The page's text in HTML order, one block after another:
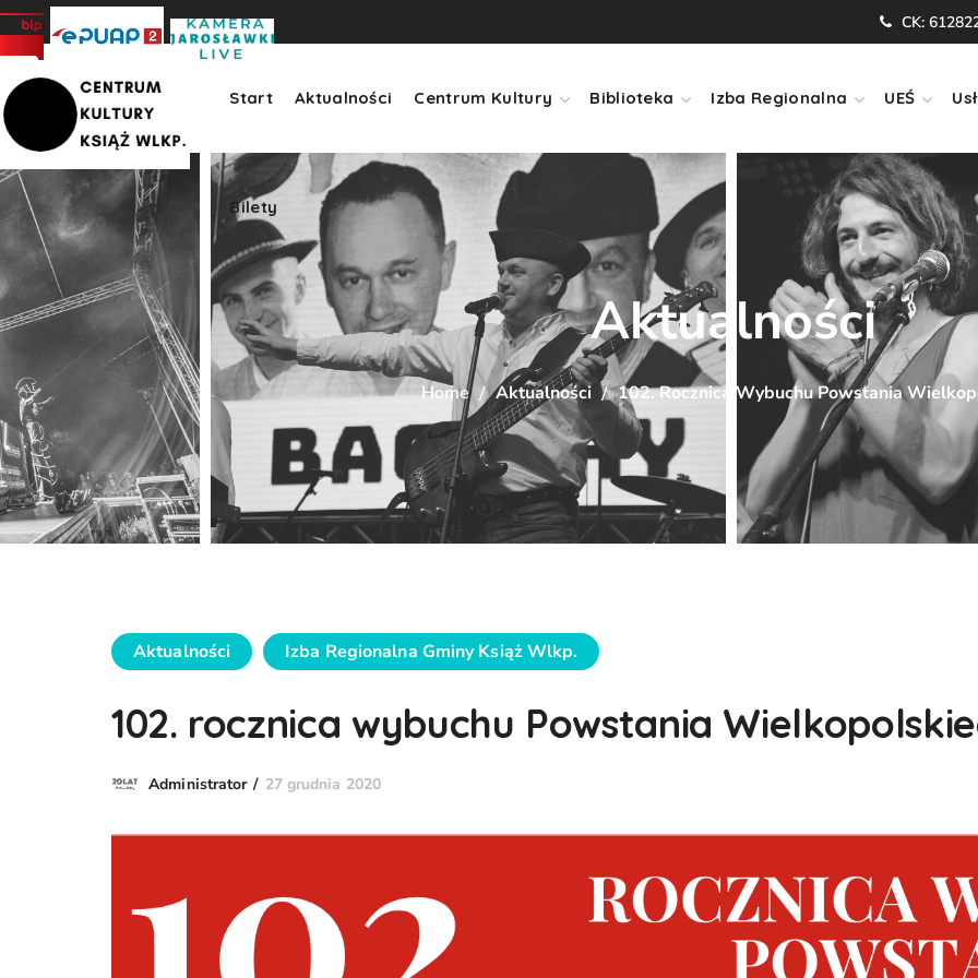
CK:
>
Start Aktualności Centrum Kultury Biblioteka Izba Regionalna UEŚ
Bilety
Bilety
Aktualności
Home Aktualności 102. Rocznica Wybuchu Powstania
Aktualności Izba Regionalna Gminy Książ Wlkp.
102. rocznica wybuchu Powstania
Administrator 27 grudnia 2020